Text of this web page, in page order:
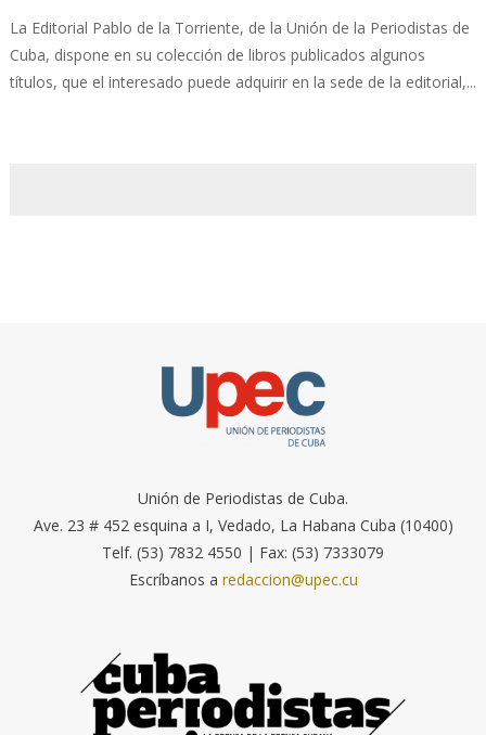
La Editorial Pablo de la Torriente, de la Unión de la Periodistas de
Cuba, dispone en su colección de libros publicados algunos
títulos, que el interesado puede adquirir en la sede de la editorial,...
Unión de Periodistas de Cuba.
Ave. 23 # 452 esquina a I, Vedado, La Habana Cuba (10400)
Telf. (53) 7832 4550 | Fax: (53) 7333079
Escríbanos a redaccion@upec.cu